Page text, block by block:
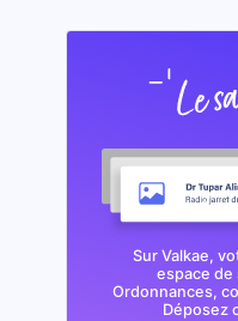
Sur Valkae,
espace de
Ordonnances,
Déposez